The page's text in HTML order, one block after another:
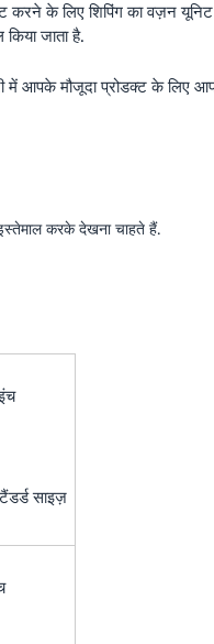
के लिए शिपिंग का वज़न
जाता है.
में आपके मौजूदा प्रोडक्ट के लिए
करके देखना चाहते हैं.
साइज़